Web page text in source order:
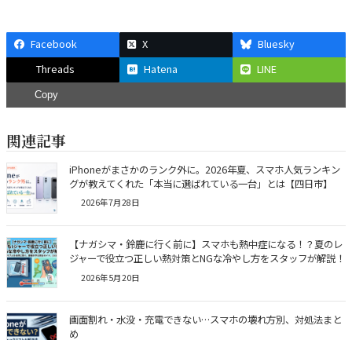
Facebook X
Bluesky
Threads
Hatena LINE
Copy
関連記事
iPhoneがまさかのランク外に。2026年夏、スマホ人気ランキン
グが教えてくれた「本当に選ばれている一台」とは【四日市】
2026年7月28日
【ナガシマ・鈴鹿に行く前に】スマホも熱中症になる！？夏のレ
ジャーで役立つ正しい熱対策とNGな冷やし方をスタッフが解説！
2026年5月20日
画面割れ・水没・充電できない…スマホの壊れ方別、対処法まと
め